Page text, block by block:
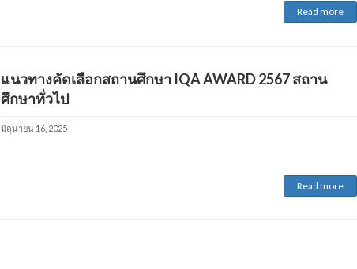
Read more
แนวทางคัดเลือกสถานศึกษา IQA AWARD 2567 สถาน
ศึกษาทั่วไป
มิถุนายน 16, 2025
Read more